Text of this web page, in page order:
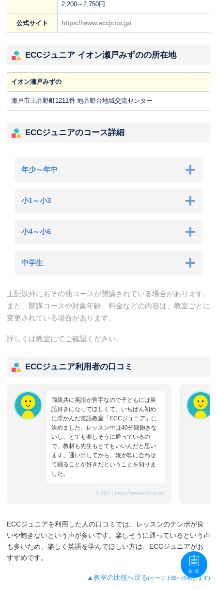
2,200～2,750円
公式サイト https://www.eccjr.co.jp/
ECCジュニア イオン瀬戸みずのの所在地
イオン瀬戸みずの
瀬戸市上品野町1211番 地品野台地域交流センター
ECCジュニアのコース詳細
年少～年中
小1～小3
小4～小6
中学生
上記以外にもその他コースが開講されている場合があります。
また、開講コースや対象年齢、料金などの内容は、教室ごとに
変更されている場合があります。
詳しくは教室にてご確認ください。
ECCジュニア利用者の口コミ
両親共に英語が苦手なので子どもには英
語好きになってほしくて、いちばん初め
に浮かんだ英語教室「ECCジュニア」に
決めました。レッスン中は40分間飽きな
いし、とても楽しそうに通っているの
で、教材も先生もとてもいいんだと思い
ます。通い出してから、娘が歌に合わせ
て踊ることが好きだということを知りま
した。
引用元： https://www.eccjr.co.jp/
ECCジュニアを利用した人の口コミでは、レッスンのテンポが良
いや飽きないという声が多いです。楽しそうに通っているという声
も多いため、楽しく英語を学んでほしい方は、ECCジュニアがお
すすめです。
▲教室の比較へ戻る(ページ上部へ移動します)
目次